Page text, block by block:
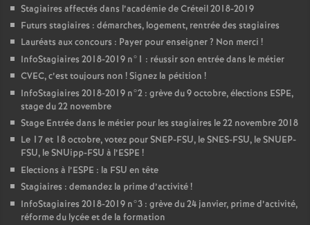
Stagiaires affectés dans l’académie de Créteil 2018-2019
Futurs stagiaires : démarches, logement, rentrée des stagiaires
Lauréats aux concours : Payer pour enseigner? Non merci !
InfoStagiaires 2018-2019 n°1 : réussir son entrée dans le métier
CVEC, c’est toujours non ! Signez la pétition !
InfoStagiaires 2018-2019 n°2 : grève du 9 octobre, élections ESPE,
stage du 22 novembre
Stage Entrée dans le métier pour les stagiaires le 22 novembre 2018
Le 17 et 18 octobre, votez pourSNEP-FSU, leSNES-FSU, leSNUEP-
FSU, le SNUipp-FSU à l’ESPE !
Elections à l’ESPE : la FSU en tête
Stagiaires : demandez la prime d’activité!
InfoStagiaires 2018-2019 n°3 : grève du 24 janvier, prime d’activité,
réforme du lycée et de la formation